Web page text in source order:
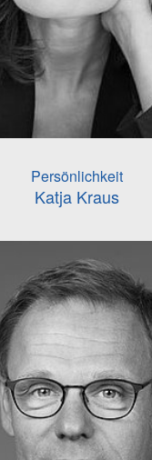
Persönlichkeit
Katja Kraus